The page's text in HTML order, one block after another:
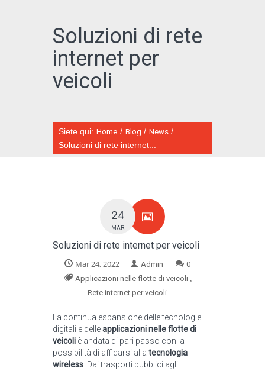
CATALOGO ONLINE
Soluzioni di rete
internet per
veicoli
Siete qui: Home / Blog / News /
Soluzioni di rete internet...
24
MAR
Soluzioni di rete internet per veicoli
Mar 24, 2022 Admin
0
Applicazioni nelle flotte di veicoli
Rete internet per veicoli
La continua espansione delle tecnologie
digitali e delleapplicazioni nelle flotte di
veicoli è andata di pari passo con la
possibilità di affidarsi alla tecnologia
wireless . Dai trasporti pubblici agli